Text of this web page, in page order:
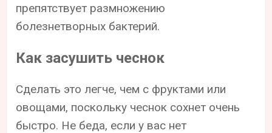
препятствует размножению
болезнетворных бактерий.
Как засушить чеснок
Сделать это легче, чем с фруктами или
овощами, поскольку чеснок сохнет очень
быстро. Не беда, если у вас нет